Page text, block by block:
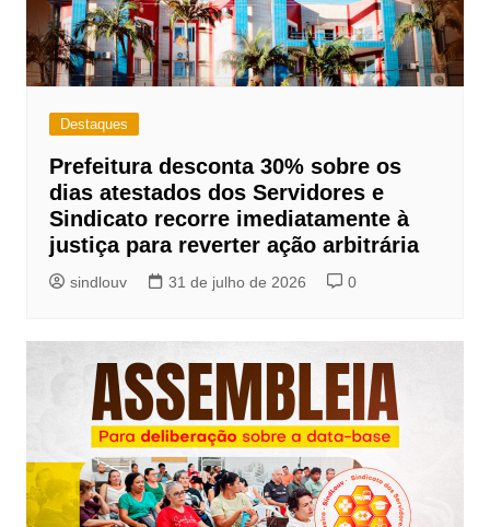
Destaques
Prefeitura desconta 30% sobre os
dias atestados dos Servidores e
Sindicato recorre imediatamente à
justiça para reverter ação arbitrária
sindlouv 31 de julho de 2026 0